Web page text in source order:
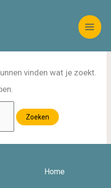
vinden wat je zoekt.
Home